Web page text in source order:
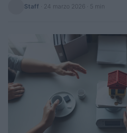
Staff 24 marzo 2026 · 5 min